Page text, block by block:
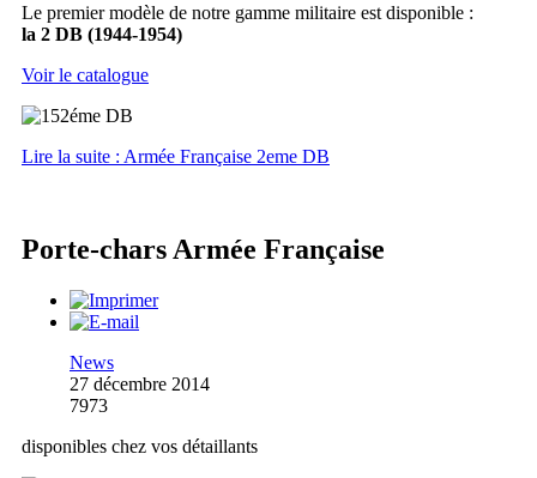
Le premier modèle de notre gamme militaire est disponible :
la 2 DB (1944-1954)
Voir le catalogue
Lire la suite : Armée Française 2eme DB
Porte-chars Armée Française
News
27 décembre 2014
7973
disponibles chez vos détaillants